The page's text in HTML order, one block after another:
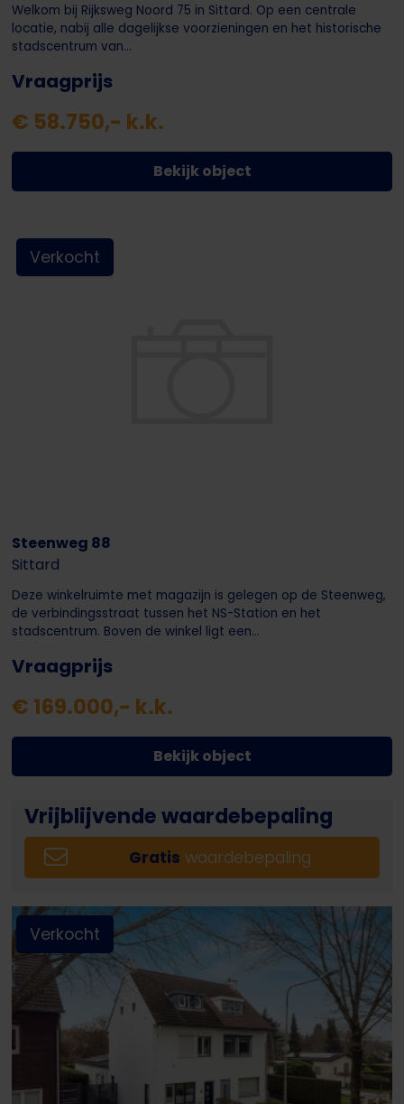
Welkom bij Rijksweg Noord 75 in Sittard. Op een centrale
locatie, nabij alle dagelijkse voorzieningen en het historische
stadscentrum van...
Vraagprijs
€ 58.750,- k.k.
Bekijk object
Verkocht
Steenweg 88
Sittard
Deze winkelruimte met magazijn is gelegen op de Steenweg,
de verbindingsstraat tussen het NS-Station en het
stadscentrum. Boven de winkel ligt een...
Vraagprijs
€ 169.000,- k.k.
Bekijk object
Vrijblijvende waardebepaling
Gratis waardebepaling
Verkocht